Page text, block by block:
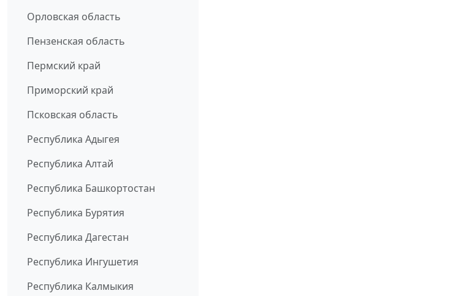
Орловская область
Пензенская область
Пермский край
Приморский край
Псковская область
Республика Адыгея
Республика Алтай
Республика Башкортостан
Республика Бурятия
Республика Дагестан
Республика Ингушетия
Республика Калмыкия